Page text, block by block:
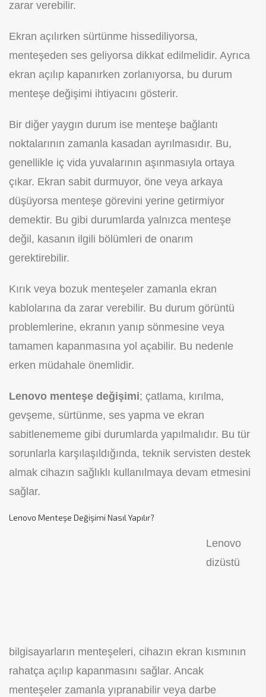
zarar verebilir.
Ekran açılırken sürtünme hissediliyorsa,
menteşeden ses geliyorsa dikkat edilmelidir. Ayrıca
ekran açılıp kapanırken zorlanıyorsa, bu durum
menteşe değişimi ihtiyacını gösterir.
Bir diğer yaygın durum ise menteşe bağlantı
noktalarının zamanla kasadan ayrılmasıdır. Bu,
genellikle iç vida yuvalarının aşınmasıyla ortaya
çıkar. Ekran sabit durmuyor, öne veya arkaya
düşüyorsa menteşe görevini yerine getirmiyor
demektir. Bu gibi durumlarda yalnızca menteşe
değil, kasanın ilgili bölümleri de onarım
gerektirebilir.
Kırık veya bozuk menteşeler zamanla ekran
kablolarına da zarar verebilir. Bu durum görüntü
problemlerine, ekranın yanıp sönmesine veya
tamamen kapanmasına yol açabilir. Bu nedenle
erken müdahale önemlidir.
Lenovo menteşe değişimi; çatlama, kırılma,
gevşeme, sürtünme, ses yapma ve ekran
sabitlenememe gibi durumlarda yapılmalıdır. Bu tür
sorunlarla karşılaşıldığında, teknik servisten destek
almak cihazın sağlıklı kullanılmaya devam etmesini
sağlar.
Lenovo Menteşe Değişimi Nasıl Yapılır?
Lenovo
dizüstü
bilgisayarların menteşeleri, cihazın ekran kısmının
rahatça açılıp kapanmasını sağlar. Ancak
menteşeler zamanla yıpranabilir veya darbe